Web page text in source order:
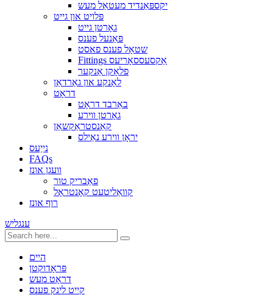
יקספּאַנדיד מעטאַל מעש
פּלויט און גייט
גאָרטן גייט
פּאַנעל פענס
שטאָל פענס פאסט
Fittings אַקסעססאָריעס
פלאָקן אַנקער
לאָנקע און גאַרדאַן
דראָט
באַרבד דראָט
גאָרטן ווירע
קאַנסטראַקשאַן
יראָן ווירע נאַילס
נייַעס
FAQs
וועגן אונז
פאַבריק טור
קוואַליטעט קאָנטראָל
רוף אונז
ענגליש
היים
פּראָדוקטן
דראָט מעש
קייט לינק פענס